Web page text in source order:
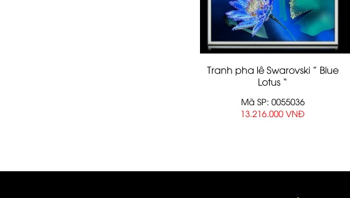
Tranh pha lê Swarovski ” Blue
Lotus “
Mã SP: 0055036
13.216.000 VNĐ